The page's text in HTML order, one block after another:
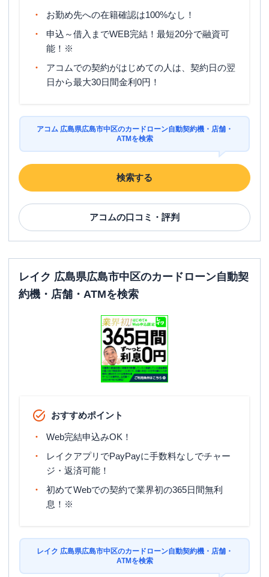
お勤め先への在籍確認は100%なし！
申込～借入までWEB完結！最短20分で融資可
能！※
アコムでの契約がはじめての人は、契約日の翌
日から最大30日間金利0円！
アコム 広島県広島市中区のカードローン自動契約機・店舗・
ATMを検索
検索する
アコムの口コミ・評判
レイク 広島県広島市中区のカードローン自動契
約機・店舗・ATMを検索
おすすめポイント
Web完結申込みOK！
レイクアプリでPayPayに手数料なしでチャー
ジ・返済可能！
初めてWebでの契約で業界初の365日間無利
息！※
レイク 広島県広島市中区のカードローン自動契約機・店舗・
ATMを検索